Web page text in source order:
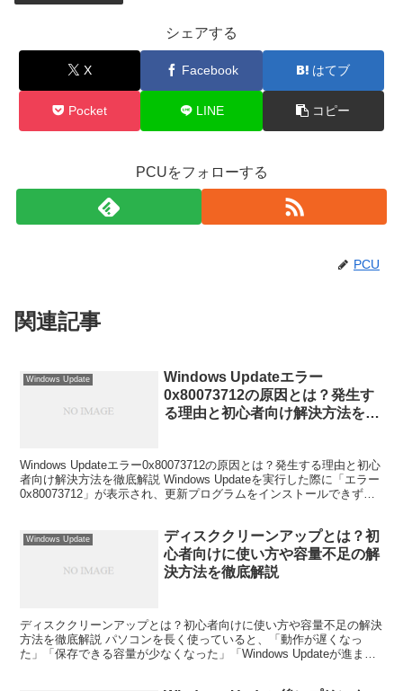
シェアする
X Facebook はてブ
Pocket LINE コピー
PCUをフォローする
PCU
関連記事
Windows Update
Windows Updateエラー
0x80073712の原因とは？発生す
る理由と初心者向け解決方法を徹
Windows Updateエラー0x80073712の原因とは？発生する理由と初心
者向け解決方法を徹底解説 Windows Updateを実行した際に「エラー
0x80073712」が表示され、更新プログラムをインストールできず困
Windows Update
ディスククリーンアップとは？初
心者向けに使い方や容量不足の解
決方法を徹底解説
ディスククリーンアップとは？初心者向けに使い方や容量不足の解決
方法を徹底解説 パソコンを長く使っていると、「動作が遅くなっ
た」「保存できる容量が少なくなった」「Windows Updateが進まな